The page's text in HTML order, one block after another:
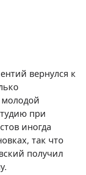
вернулся к
молодой
при
иногда
так что
получил